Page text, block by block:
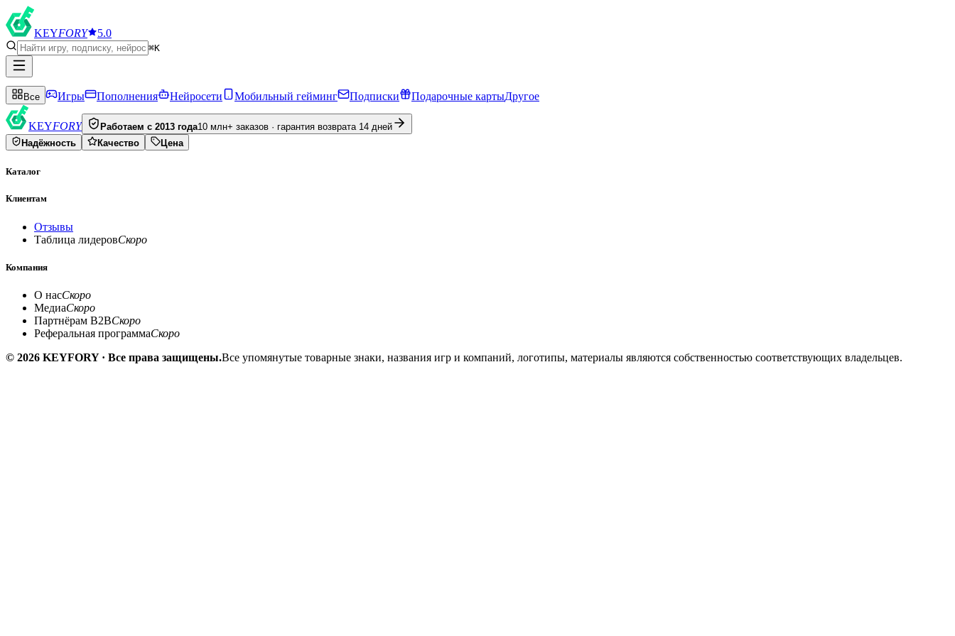
KEYFORY 5.0
⌘K
Все Игры Пополнения Нейросети Мобильный гейминг Подписки Подарочные картыДругое
KEYFORY Работаем с 2013 года10 млн+ заказов · гарантия возврата 14 дней
Надёжность
Качество Цена
Каталог
Клиентам
Отзывы
Таблица лидеровСкоро
Компания
О насСкоро
МедиаСкоро
Партнёрам B2BСкоро
Реферальная программаСкоро
© 2026 KEYFORY · Все права защищены.Все упомянутые товарные знаки, названия игр и компаний, логотипы, материалы являются собственностью соответствующих владельцев.